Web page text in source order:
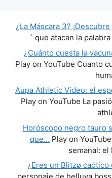
¿La Máscara 3?
` que atacan la
¿Cuánto cuesta la
Play on YouTube Cuanto
Aupa Athletic Video: el
Play on YouTube La
Horóscopo negro tauro
que… Play on
semanal:
¿Eres un Blitzø